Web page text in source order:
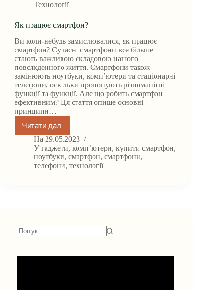
Технології
Як працює смартфон?
Ви коли-небудь замислювалися, як працює
смартфон? Сучасні смартфони все більше
стають важливою складовою нашого
повсякденного життя. Смартфони також
замінюють ноутбуки, комп’ютери та стаціонарні
телефони, оскільки пропонують різноманітні
функції та функції. Але що робить смартфон
ефективним? Ця стаття опише основні
принципи…
Читати далі
Як
працює
смартфон?
На 29.05.2023
У гаджети,комп’ютери,купити смартфон,
ноутбуки, смартфон, смартфони,
телефони, технології